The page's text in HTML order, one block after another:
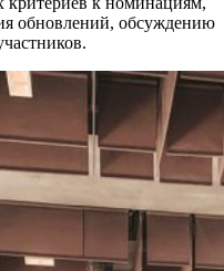
обновлений, обсуждению